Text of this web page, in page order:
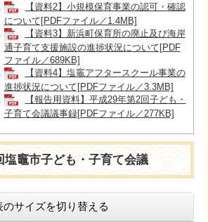
【資料2】小規模保育事業の認可・確認
について[PDFファイル／1.4MB]
【資料3】新浜町保育所の廃止及び海岸
通子育て支援施設の進捗状況について[PDF
ファイル／689KB]
【資料4】塩竈アフタースクール事業の
進捗状況について[PDFファイル／3.3MB]
【報告用資料】平成29年第2回子ども・
子育て会議議事録[PDFファイル／277KB]
塩竈市子ども・子育て会議
のサイズを切り替える